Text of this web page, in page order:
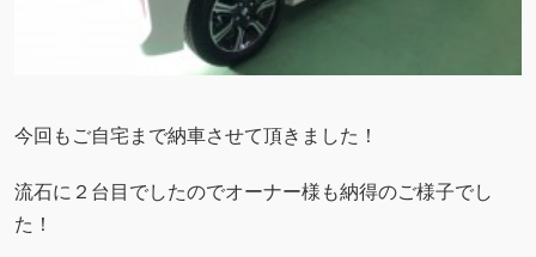
今回もご自宅まで納車させて頂きました！
流石に２台目でしたのでオーナー様も納得のご様子でし
た！